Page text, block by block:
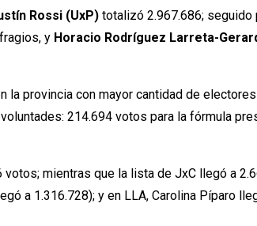
Rossi (UxP) totalizó 2.967.686;
y Horacio Rodríguez Larreta-
la provincia con mayor cantidad de
214.694 votos para la fórmula
mientras que la lista de JxC llegó a
a 1.316.728); y en LLA, Carolina Píparo